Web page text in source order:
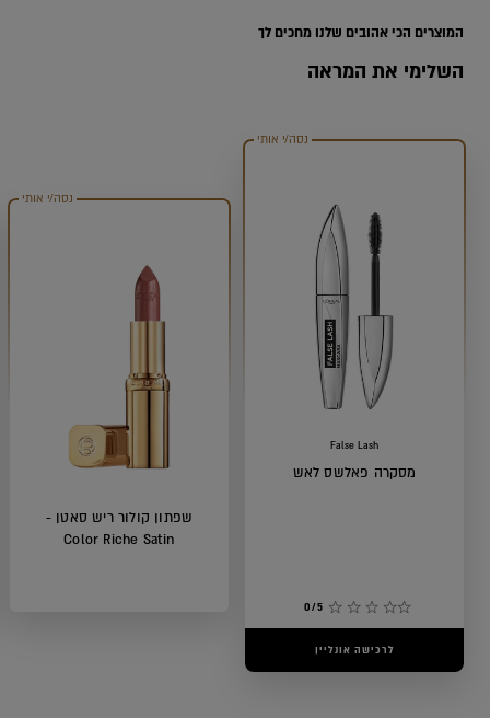
השלימי את המראה
המוצרים הכי אהובים שלנו מחכים לך
נסה/י אותי
False Lash
מסקרה פאלשס לאש
0/5
לרכישה אונליין
נסה/י אותי
שפתון קולור ריש סאטן -
Color Riche Satin